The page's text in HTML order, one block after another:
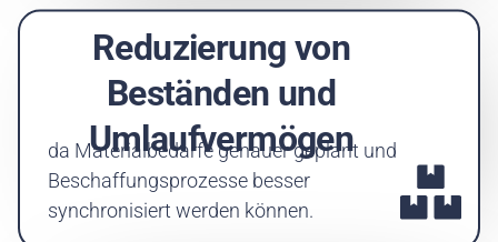
Reduzierung von
Beständen und
Umlaufvermögen
da Materialbedarfe genauer geplant und
Beschaffungsprozesse besser
synchronisiert werden können.